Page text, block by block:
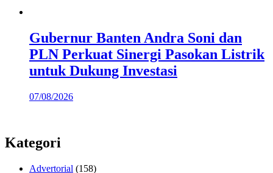
Gubernur Banten Andra Soni dan
PLN Perkuat Sinergi Pasokan Listrik
untuk Dukung Investasi
07/08/2026
Kategori
Advertorial (158)